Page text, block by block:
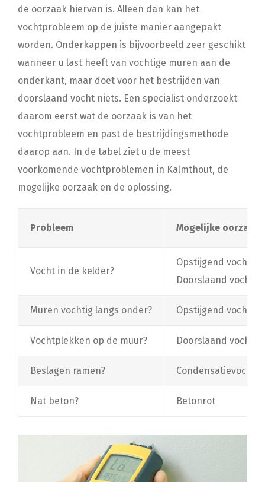
de oorzaak hiervan is. Alleen dan kan het
vochtprobleem op de juiste manier aangepakt
worden. Onderkappen is bijvoorbeeld zeer geschikt
wanneer u last heeft van vochtige muren aan de
onderkant, maar doet voor het bestrijden van
doorslaand vocht niets. Een specialist onderzoekt
daarom eerst wat de oorzaak is van het
vochtprobleem en past de bestrijdingsmethode
daarop aan. In de tabel ziet u de meest
voorkomende vochtproblemen in Kalmthout, de
mogelijke oorzaak en de oplossing.
Probleem Mogelijke oorzaak
Vocht in de kelder?
Opstijgend vocht of
Doorslaand vocht
Muren vochtig langs onder? Opstijgend vocht
Vochtplekken op de muur? Doorslaand vocht
Beslagen ramen? Condensatievocht
Nat beton? Betonrot